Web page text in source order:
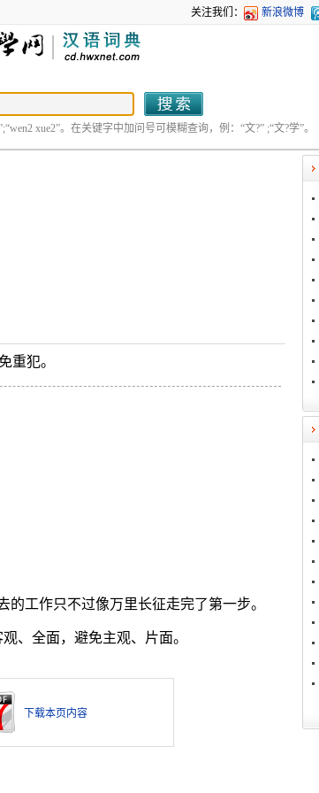
关注我们： 新浪微博
xue2”。在关键字中加问号可模糊查询，例：“文?” ;“文?学”。
重犯。
的工作只不过像万里长征走完了第一步。
、全面，避免主观、片面。
下载本页内容